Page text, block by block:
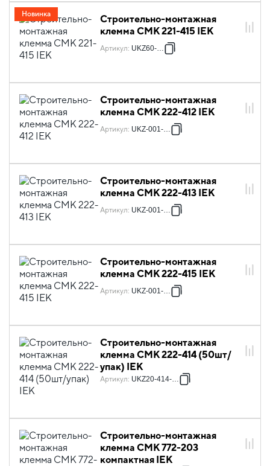
Строительно-монтажная
клемма СМК 221-415 IEK
Артикул: UKZ60-415
Новинка
Строительно-монтажная
клемма СМК 222-412 IEK
Артикул: UKZ-001-412
Строительно-монтажная
клемма СМК 222-413 IEK
Артикул: UKZ-001-413
Строительно-монтажная
клемма СМК 222-415 IEK
Артикул: UKZ-001-415
Строительно-монтажная
клемма СМК 222-414 (50шт/
упак) IEK
Артикул: UKZ20-414-050
Строительно-монтажная
клемма СМК 772-203
компактная IEK